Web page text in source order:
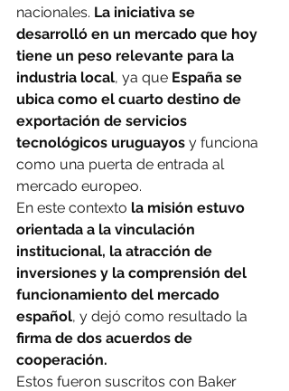
nacionales. La iniciativa se
desarrolló en un mercado que hoy
tiene un peso relevante para la
industria local, ya que España se
ubica como el cuarto destino de
exportación de servicios
tecnológicos uruguayos y funciona
como una puerta de entrada al
mercado europeo.
En este contexto la misión estuvo
orientada a la vinculación
institucional, la atracción de
inversiones y la comprensión del
funcionamiento del mercado
español, y dejó como resultado la
firma de dos acuerdos de
cooperación.
Estos fueron suscritos con Baker